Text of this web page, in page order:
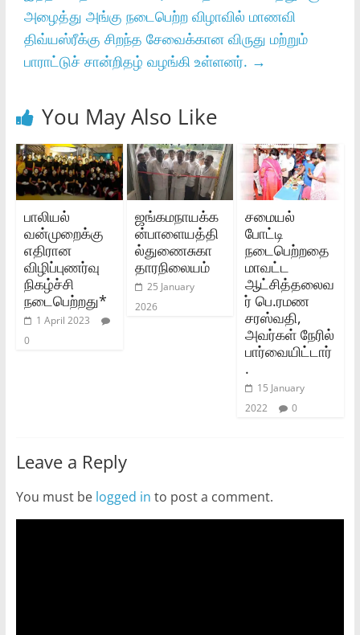
அழைத்து அங்கு நடைபெற்ற விழாவில் மாணவி
திவ்யஸ்ரீக்கு சிறந்த சேவைக்கான விருது மற்றும்
பாராட்டுச் சான்றிதழ் வழங்கி உள்ளனர். →
You May Also Like
பாலியல்
வன்முறைக்கு
எதிரான
விழிப்புணர்வு
நிகழ்ச்சி
நடைபெற்றது*
1 April 2023
0
ஜங்கமநாயக்க
ன்பாளையத்தி
ல்துணைசுகா
தாரநிலையம்
25 January
2026
சமையல்
போட்டி
நடைபெற்றதை
மாவட்ட
ஆட்சித்தலைவ
ர் பெ.ரமண
சரஸ்வதி,
அவர்கள் நேரில்
பார்வையிட்டார்
.
15 January
2022
0
Leave a Reply
You must be logged in to post a comment.